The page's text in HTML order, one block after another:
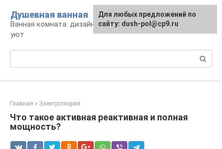
контенту
Душевная ванная
Ванная комната: дизайн, саноборудование,
уют
Главная » Электротеория
Что такое активная реактивная и полная
мощность?
Для любых предложений по
сайту: dush-pol@cp9.ru